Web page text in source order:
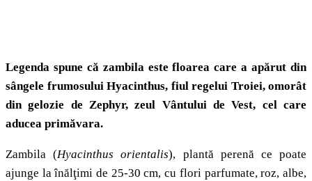
Legenda spune că zambila este floarea care a apărut din
sângele frumosului Hyacinthus, fiul regelui Troiei, omorât
din gelozie de Zephyr, zeul Vântului de Vest, cel care
aducea primăvara.
Zambila (Hyacinthus orientalis), plantă perenă ce poate
ajunge la înălţimi de 25-30 cm, cu flori parfumate, roz, albe,